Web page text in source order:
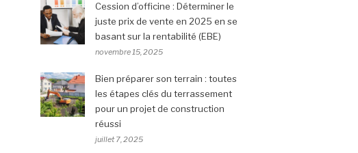
Cession d’officine : Déterminer le
juste prix de vente en 2025 en se
basant sur la rentabilité (EBE)
novembre 15, 2025
Bien préparer son terrain : toutes
les étapes clés du terrassement
pour un projet de construction
réussi
juillet 7, 2025